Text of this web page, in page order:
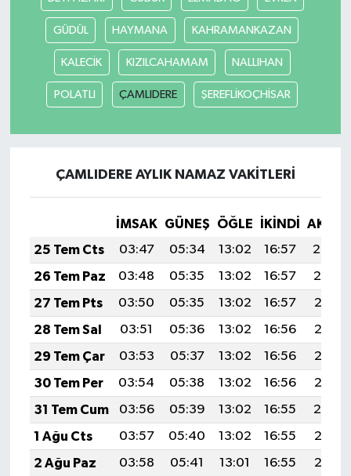
GÜDÜL HAYMANA KAHRAMANKAZAN
KALECİK KIZILCAHAMAM NALLIHAN
POLATLI ÇAMLIDERE ŞEREFLİKOÇHİSAR
ÇAMLIDERE AYLIK NAMAZ VAKITLERI
İMSAK GÜNEŞ ÖĞLE İKINDI
25 Tem Cts
03:47 05:34 13:02 16:57
20:20
26 Tem Paz
03:48 05:35 13:02 16:57
20:19
27 Tem Pts
03:50 05:35 13:02 16:57
20:18
28 Tem Sal
03:51 05:36 13:02 16:56
20:17
29 Tem Çar
03:53 05:37 13:02 16:56
20:16
30 Tem Per
03:54 05:38 13:02 16:56
20:15
31 Tem Cum
03:56 05:39 13:02 16:55
20:14
1 Ağu Cts
03:57 05:40 13:02 16:55
20:13
2 Ağu Paz
03:58 05:41 13:01 16:55
20:12